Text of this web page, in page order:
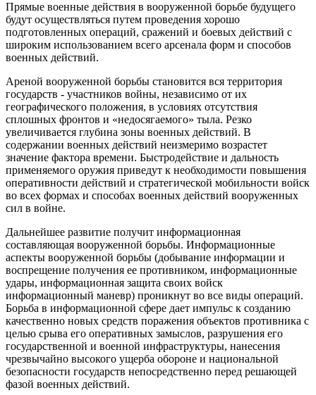
Прямые военные действия в вооруженной борьбе будущего
будут осуществляться путем проведения хорошо
подготовленных операций, сражений и боевых действий с
широким использованием всего арсенала форм и способов
военных действий.
Ареной вооруженной борьбы становится вся территория
государств - участников войны, независимо от их
географического положения, в условиях отсутствия
сплошных фронтов и «недосягаемого» тыла. Резко
увеличивается глубина зоны военных действий. В
содержании военных действий неизмеримо возрастет
значение фактора времени. Быстродействие и дальность
применяемого оружия приведут к необходимости повышения
оперативности действий и стратегической мобильности войск
во всех формах и способах военных действий вооруженных
сил в войне.
Дальнейшее развитие получит информационная
составляющая вооруженной борьбы. Информационные
аспекты вооруженной борьбы (добывание информации и
воспрещение получения ее противником, информационные
удары, информационная защита своих войск
информационный маневр) проникнут во все виды операций.
Борьба в информационной сфере дает импульс к созданию
качественно новых средств поражения объектов противника с
целью срыва его оперативных замыслов, разрушения его
государственной и военной инфраструктуры, нанесения
чрезвычайно высокого ущерба обороне и национальной
безопасности государств непосредственно перед решающей
фазой военных действий.